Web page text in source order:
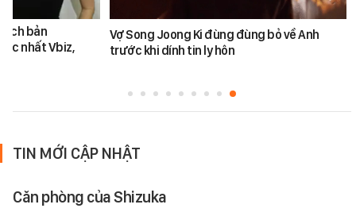
bản
nhất Vbiz,
Vợ Song Joong Ki đùng đùng bỏ về Anh
trước khi dính tin ly hôn
TIN MỚI CẬP NHẬT
Căn phòng của Shizuka